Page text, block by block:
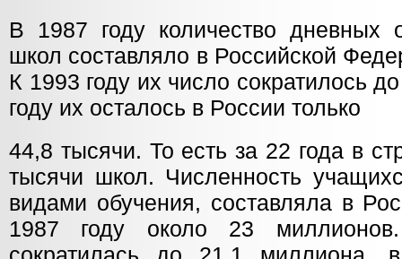
В 1987 году количество дневных
школ составляло в Российской
К 1993 году их число сократилось
году их осталось в России только
44,8 тысячи. То есть за 22 года в
тысячи школ. Численность
видами обучения, составляла в
1987 году около 23